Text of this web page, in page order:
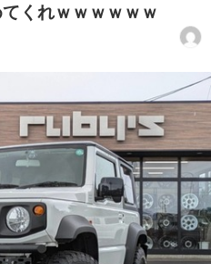
くれｗｗｗｗｗｗ